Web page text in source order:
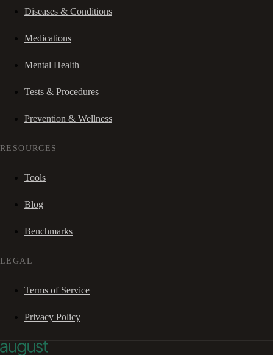
Diseases & Conditions
Medications
Mental Health
Tests & Procedures
Prevention & Wellness
RESOURCES
Tools
Blog
Benchmarks
LEGAL
Terms of Service
Privacy Policy